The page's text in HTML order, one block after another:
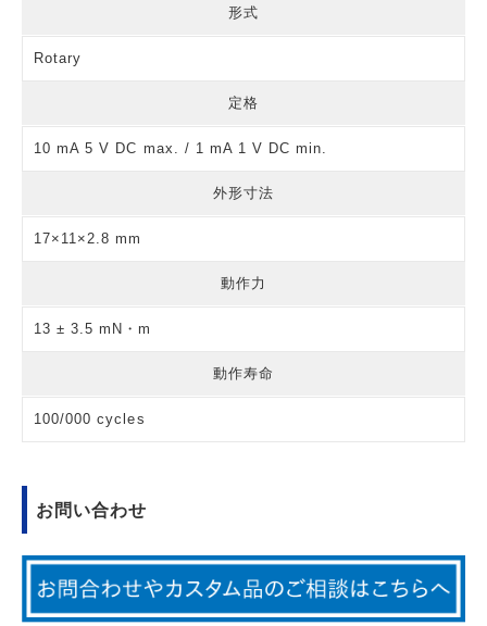
形式
Rotary
定格
10 mA 5 V DC max. / 1 mA 1 V DC min.
外形寸法
17×11×2.8 mm
動作力
13 ± 3.5 mN・m
動作寿命
100/000 cycles
お問い合わせ